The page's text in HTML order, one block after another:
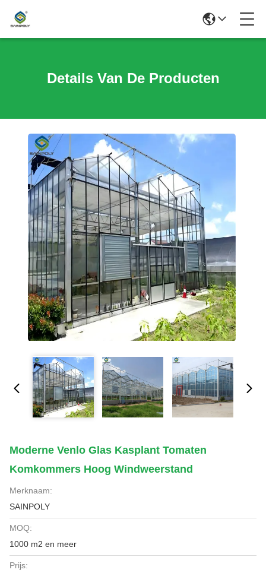
Details Van De Producten
Moderne Venlo Glas Kasplant Tomaten
Komkommers Hoog Windweerstand
Merknaam:
SAINPOLY
MOQ:
1000 m2 en meer
Prijs: